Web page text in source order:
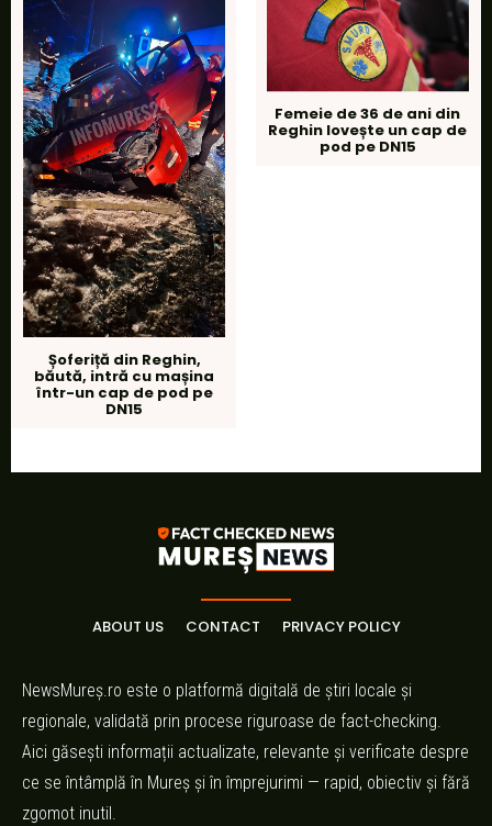
Șoferiță din Reghin,
băută, intră cu mașina
într-un cap de pod pe
DN15
Femeie de 36 de ani din
Reghin lovește un cap de
pod pe DN15
ABOUT US CONTACT PRIVACY POLICY
NewsMureș.ro este o platformă digitală de știri locale și
regionale, validată prin procese riguroase de fact-checking.
Aici găsești informații actualizate, relevante și verificate despre
ce se întâmplă în Mureș și în împrejurimi — rapid, obiectiv și fără
zgomot inutil.